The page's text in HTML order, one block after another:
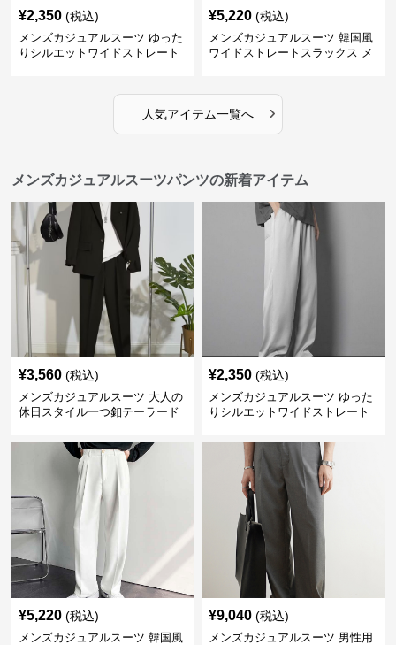
¥2,350 (税込)
メンズカジュアルスーツ ゆった
りシルエットワイドストレート
¥5,220 (税込)
メンズカジュアルスーツ 韓国風
ワイドストレートスラックス メ
人気アイテム一覧へ ›
メンズカジュアルスーツパンツの新着アイテム
¥3,560 (税込)
メンズカジュアルスーツ 大人の
休日スタイル一つ釦テーラード
¥2,350 (税込)
メンズカジュアルスーツ ゆった
りシルエットワイドストレート
¥5,220 (税込)
メンズカジュアルスーツ 韓国風
¥9,040 (税込)
メンズカジュアルスーツ 男性用